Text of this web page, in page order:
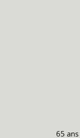
65 ans